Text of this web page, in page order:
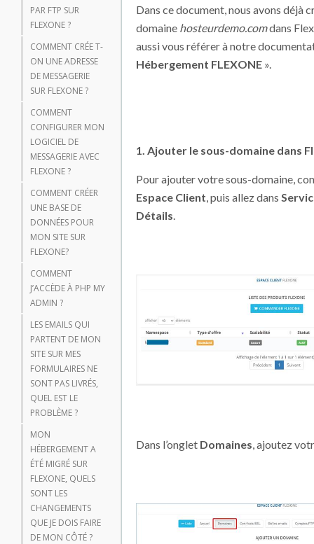
PAR FTP SUR
FLEXONE ?
COMMENT CRÉE T-
ON UNE ADRESSE
DE MESSAGERIE
SUR FLEXONE ?
COMMENT
CONFIGURER MON
LOGICIEL DE
MESSAGERIE AVEC
FLEXONE ?
COMMENT CRÉER
UNE BASE DE
DONNÉES POUR
MON SITE SUR
FLEXONE?
COMMENT
J’ACCÈDE À PHP MY
ADMIN ?
LES EMAILS QUI
PARTENT DE MON
SITE SUR MES
FORMULAIRES NE
SONT PAS LIVRÉS,
QUEL EST LE
PROBLÈME ?
MON
HÉBERGEMENT A
ÉTÉ MIGRÉ SUR
FLEXONE, QUELS
SONT LES
CHANGEMENTS
QUE JE DOIS FAIRE
DE MON CÔTÉ ?
Dans ce document, nous avons déjà
domaine hosteurdemo.comdans
aussi vous référer à notre
Hébergement FLEXONE ».
1. Ajouter le sous-domaine dans
Pour ajouter votre sous-domaine,
Espace Client , puis allez dans
Détails
Dans l’onglet Domaines , ajoutez